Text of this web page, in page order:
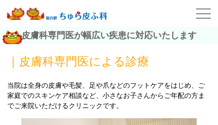
皮膚科専門医が幅広い疾患に対応いたします
｜皮膚科専門医による診療
当院は全身の皮膚や毛髪、足や爪などのフットケアをはじめ、ご
家庭でのスキンケア相談など、小さなお子さんからご年配の方ま
でご来院いただけるクリニックです。